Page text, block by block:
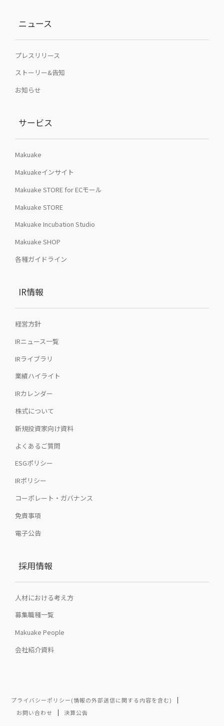
ニュース
プレスリリース
ストーリー&告知
お知らせ
サービス
Makuake
Makuakeインサイト
Makuake STORE for ECモール
Makuake STORE
Makuake Incubation Studio
Makuake SHOP
各種ガイドライン
IR情報
経営方針
IRニュース一覧
IRライブラリ
業績ハイライト
IRカレンダー
株式について
新規投資家向け資料
よくあるご質問
ESGポリシー
IRポリシー
コーポレート・ガバナンス
免責事項
電子公告
採用情報
人材における考え方
募集職種一覧
Makuake People
会社紹介資料
プライバシーポリシー(情報の外部送信に関する内容を含む)
お問い合わせ
決算公告